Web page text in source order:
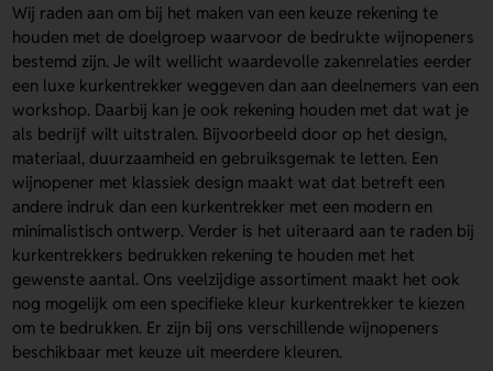
Wij raden aan om bij het maken van een keuze rekening te
houden met de doelgroep waarvoor de bedrukte wijnopeners
bestemd zijn. Je wilt wellicht waardevolle zakenrelaties eerder
een luxe kurkentrekker weggeven dan aan deelnemers van een
workshop. Daarbij kan je ook rekening houden met dat wat je
als bedrijf wilt uitstralen. Bijvoorbeeld door op het design,
materiaal, duurzaamheid en gebruiksgemak te letten. Een
wijnopener met klassiek design maakt wat dat betreft een
andere indruk dan een kurkentrekker met een modern en
minimalistisch ontwerp. Verder is het uiteraard aan te raden bij
kurkentrekkers bedrukken rekening te houden met het
gewenste aantal. Ons veelzijdige assortiment maakt het ook
nog mogelijk om een specifieke kleur kurkentrekker te kiezen
om te bedrukken. Er zijn bij ons verschillende wijnopeners
beschikbaar met keuze uit meerdere kleuren.